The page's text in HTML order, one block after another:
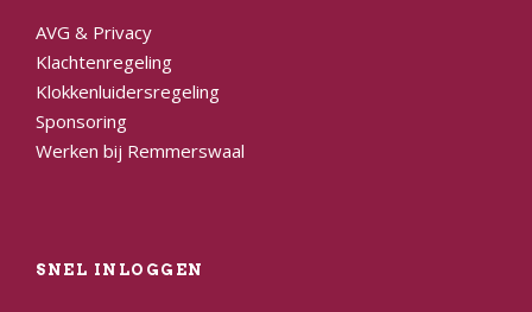
AVG & Privacy
Klachtenregeling
Klokkenluidersregeling
Sponsoring
Werken bij Remmerswaal
SNEL INLOGGEN